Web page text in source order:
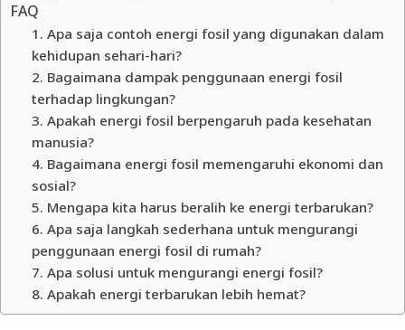
FAQ
1. Apa saja contoh energi fosil yang digunakan dalam
kehidupan sehari-hari?
2. Bagaimana dampak penggunaan energi fosil
terhadap lingkungan?
3. Apakah energi fosil berpengaruh pada kesehatan
manusia?
4. Bagaimana energi fosil memengaruhi ekonomi dan
sosial?
5. Mengapa kita harus beralih ke energi terbarukan?
6. Apa saja langkah sederhana untuk mengurangi
penggunaan energi fosil di rumah?
7. Apa solusi untuk mengurangi energi fosil?
8. Apakah energi terbarukan lebih hemat?